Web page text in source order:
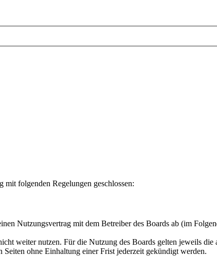
folgenden Regelungen geschlossen:
Nutzungsvertrag mit dem Betreiber des Boards ab (im
weiter nutzen. Für die Nutzung des Boards gelten jeweils
ohne Einhaltung einer Frist jederzeit gekündigt werden.